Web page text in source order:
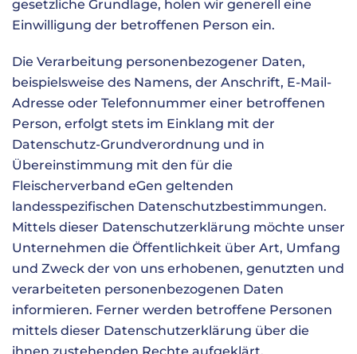
gesetzliche Grundlage, holen wir generell eine
Einwilligung der betroffenen Person ein.
Die Verarbeitung personenbezogener Daten,
beispielsweise des Namens, der Anschrift, E-Mail-
Adresse oder Telefonnummer einer betroffenen
Person, erfolgt stets im Einklang mit der
Datenschutz-Grundverordnung und in
Übereinstimmung mit den für die
Fleischerverband eGen geltenden
landesspezifischen Datenschutzbestimmungen.
Mittels dieser Datenschutzerklärung möchte unser
Unternehmen die Öffentlichkeit über Art, Umfang
und Zweck der von uns erhobenen, genutzten und
verarbeiteten personenbezogenen Daten
informieren. Ferner werden betroffene Personen
mittels dieser Datenschutzerklärung über die